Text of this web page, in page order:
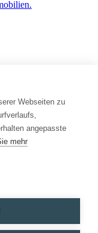
Webseiten zu
angepasste
mehr